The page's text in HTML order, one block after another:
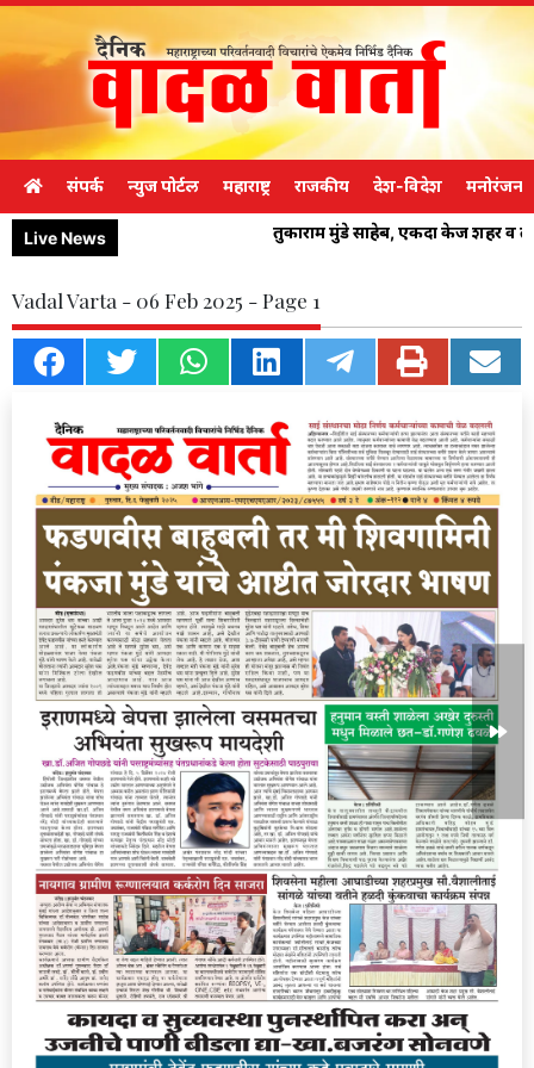
संपर्क न्युज पोर्टल महाराष्ट्र राजकीय देश-विदेश मनोरंजन
Live News तुकाराम मुंडे साहेब, एकदा केज शहर व
Vadal Varta - 06 Feb 2025 - Page 1